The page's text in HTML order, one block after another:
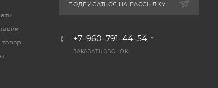
товар
ПОДПИСАТЬСЯ НА РАССЫЛКУ
+7‒960‒791‒44‒54
ЗАКАЗАТЬ ЗВОНОК